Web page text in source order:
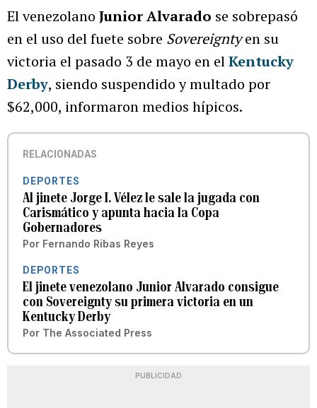
El venezolano Junior Alvarado se sobrepasó
en el uso del fuete sobre Sovereigntyen su
victoria el pasado 3 de mayo en elKentucky
Derby, siendo suspendido y multado por
$62,000, informaron medios hípicos.
RELACIONADAS
DEPORTES
Al jinete Jorge I. Vélez le sale la jugada con
Carismático y apunta hacia la Copa
Gobernadores
Por Fernando Ribas Reyes
DEPORTES
El jinete venezolano Junior Alvarado consigue
con Sovereignty su primera victoria en un
Kentucky Derby
Por The Associated Press
PUBLICIDAD